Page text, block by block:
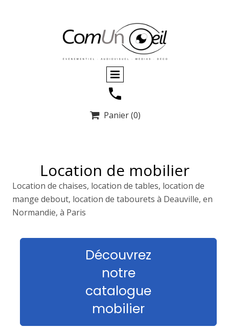
 Panier(0)
Location de mobilier
Location de chaises, location de tables, location de
mange debout, location de tabourets à Deauville, en
Normandie, à Paris
Découvrez
notre
catalogue
mobilier